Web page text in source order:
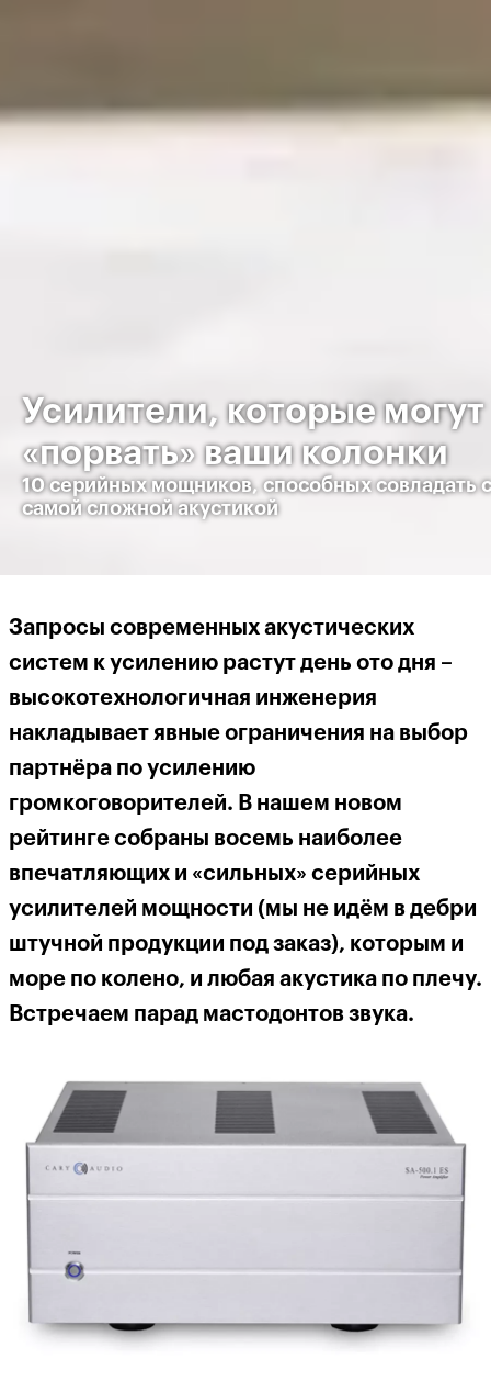
Усилители, которые могут
«порвать» ваши колонки
10 серийных мощников, способных совладать с
самой сложной акустикой
Запросы современных акустических
систем к усилению растут день ото дня –
высокотехнологичная инженерия
накладывает явные ограничения на выбор
партнёра по усилению
громкоговорителей. В нашем новом
рейтинге собраны восемь наиболее
впечатляющих и «сильных» серийных
усилителей мощности (мы не идём в дебри
штучной продукции под заказ), которым и
море по колено, и любая акустика по плечу.
Встречаем парад мастодонтов звука.